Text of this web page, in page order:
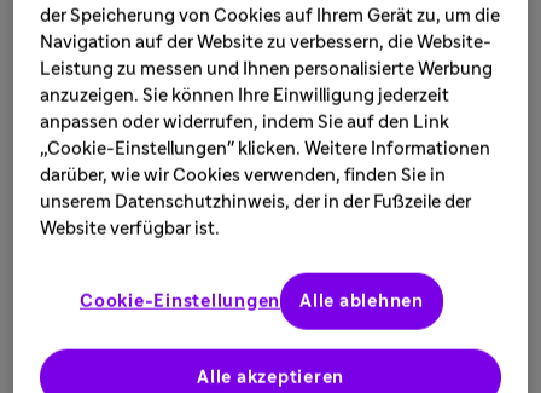
Mit Innovation zu mehr
Nachhaltigkeit
Bei dem Begriff Nachhaltigkeit liegt die Assoziation mit
Umweltschutz nahe. Das ist auch für Sanofi ein wichtiger
Aspekt, wenn auch nicht der einzige. Bis 2030 wollen wir
CO -neutral sein. Für das Ziel schauen wir uns große und
Ein Beispiel dafür sind die Einmal-Pens bei den Devices.
Diese Autoinjektoren sind für Patient*innen sicher und
einfach zu bedienen, Insulin-Patient*innen nutzen sie
der Speicherung von Cookies auf Ihrem Gerät zu, um die
Navigation auf der Website zu verbessern, die Website-
Leistung zu messen und Ihnen personalisierte Werbung
anzuzeigen. Sie können Ihre Einwilligung jederzeit
anpassen oder widerrufen, indem Sie auf den Link
„Cookie-Einstellungen" klicken. Weitere Informationen
darüber, wie wir Cookies verwenden, finden Sie in
unserem Datenschutzhinweis, der in der Fußzeile der
Website verfügbar ist.
Cookie-Einstellungen
Alle akzeptieren
Alle ablehnen